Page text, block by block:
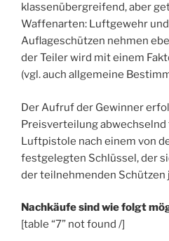
klassenübergreifend, aber
Waffenarten: Luftgewehr
Auflageschützen nehmen
der Teiler wird mit einem
(vgl. auch allgemeine
Der Aufruf der Gewinner
Preisverteilung
Luftpistole nach einem von
festgelegten Schlüssel, der
der teilnehmenden
Nachkäufe sind wie folgt
[table “7” not found /]